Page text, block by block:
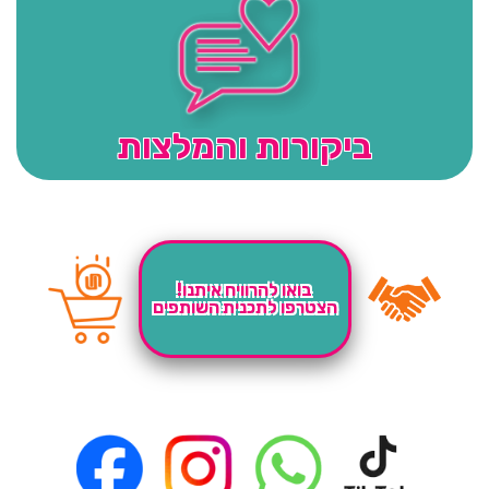
ביקורות והמלצות
בואו להרוויח איתנו!
הצטרפו לתכנית השותפים